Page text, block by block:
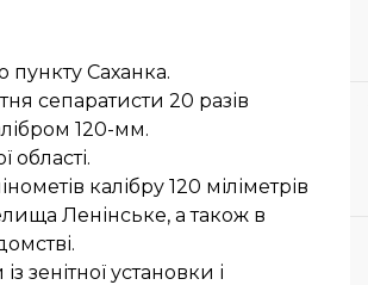
пункту Саханка.
сепаратисти 20 разів
120-мм.
калібру 120 міліметрів
Ленінське, а також в
зенітної установки і